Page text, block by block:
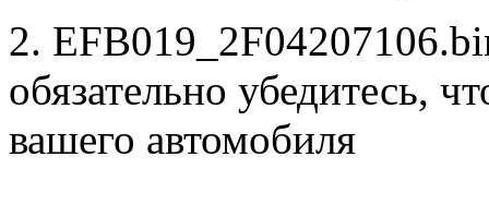
2.
обязательно убедитесь,
вашего автомобиля